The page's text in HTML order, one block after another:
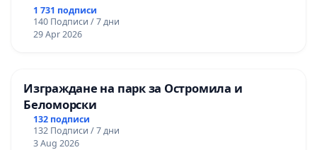
1 731 подписи
140 Подписи / 7 дни
29 Apr 2026
Изграждане на парк за Остромила и
Беломорски
132 подписи
132 Подписи / 7 дни
3 Aug 2026